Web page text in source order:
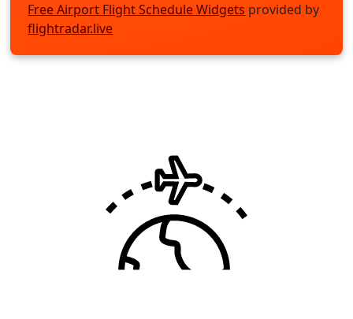
Free Airport Flight Schedule Widgets provided by
flightradar.live